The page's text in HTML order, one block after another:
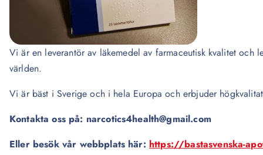
Vi är en leverantör av läkemedel av farmaceutisk kvalitet och
världen.
Vi är bäst i Sverige och i hela Europa och erbjuder
Kontakta oss på: narcotics4health@gmail.com
Eller besök vår webbplats här: https://bastasvenska-